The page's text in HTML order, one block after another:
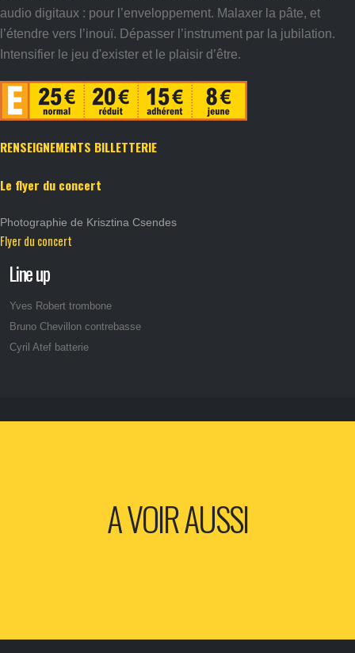
audio digitaux : pour l’enveloppement. Malaxer la pâte, et
l’étendre vers l’inouï. Dépasser l’instrument par la jubilation.
Intensifier le jeu d'exister et le plaisir d’être.
RENSEIGNEMENTS BILLETTERIE
Le flyer du concert
Photographie de Krisztina Csendes
Flyer du concert
Line up
Yves Robert trombone
Bruno Chevillon contrebasse
Cyril Atef batterie
A VOIR AUSSI